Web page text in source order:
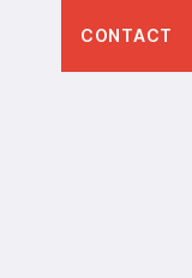
CONTACT